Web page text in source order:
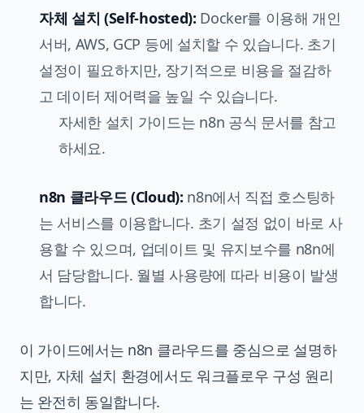
자체 설치 (Self-hosted): Docker를 이용해 개인
서버, AWS, GCP 등에 설치할 수 있습니다. 초기
설정이 필요하지만, 장기적으로 비용을 절감하
고 데이터 제어력을 높일 수 있습니다.
자세한 설치 가이드는 n8n 공식 문서를 참고
하세요.
n8n 클라우드 (Cloud): n8n에서 직접 호스팅하
는 서비스를 이용합니다. 초기 설정 없이 바로 사
용할 수 있으며, 업데이트 및 유지보수를 n8n에
서 담당합니다. 월별 사용량에 따라 비용이 발생
합니다.
이 가이드에서는 n8n 클라우드를 중심으로 설명하
지만, 자체 설치 환경에서도 워크플로우 구성 원리
는 완전히 동일합니다.